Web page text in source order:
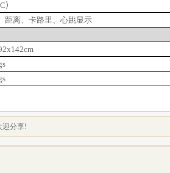
）
距离、卡路里、心跳显示
142cm
s
迎分享!